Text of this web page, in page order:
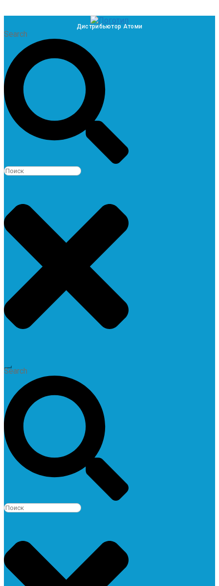
Дистрибьютор Атоми
Search
Search